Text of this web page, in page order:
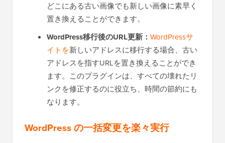
どこにある古い画像でも新しい画像に素早く
置き換えることができます。
WordPress移行後のURL更新： WordPressサ
イトを新しいアドレスに移行する場合、古い
アドレスを指すURLを置き換えることができ
ます。このプラグインは、すべての壊れたリ
ンクを修正するのに役立ち、時間の節約にも
なります。
WordPress の一括変更を楽々実行